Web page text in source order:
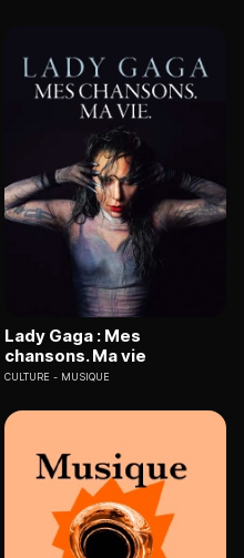
Lady Gaga : Mes
chansons. Ma vie
CULTURE MUSIQUE